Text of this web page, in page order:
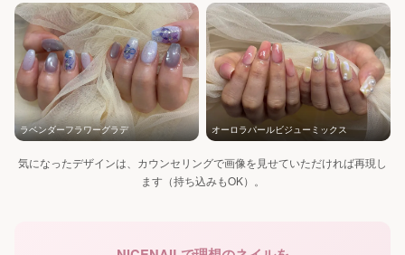
ラベンダーフラワーグラデ オーロラパールビジューミックス
気になったデザインは、カウンセリングで画像を見せていただければ再現し
ます（持ち込みもOK）。